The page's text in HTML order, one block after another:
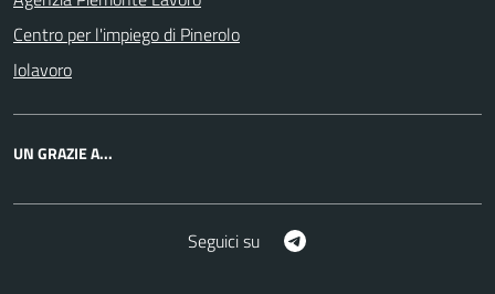
Centro per l'impiego di Pinerolo
Iolavoro
UN GRAZIE A...
Seguici su